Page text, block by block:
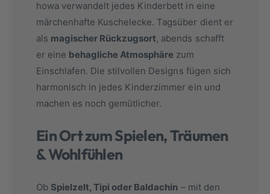
howa verwandelt jedes Kinderbett in eine
märchenhafte Kuschelecke. Tagsüber dient er
als magischer Rückzugsort, abends schafft
er eine behagliche Atmosphäre zum
Einschlafen. Die stilvollen Designs fügen sich
harmonisch in jedes Kinderzimmer ein und
machen es noch gemütlicher.
Ein Ort zum Spielen, Träumen
& Wohlfühlen
Ob Spielzelt, Tipi oder Baldachin – mit den